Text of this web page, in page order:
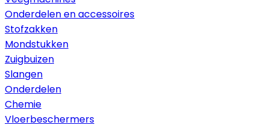
Onderdelen en accessoires
Stofzakken
Mondstukken
Zuigbuizen
Slangen
Onderdelen
Chemie
Vloerbeschermers